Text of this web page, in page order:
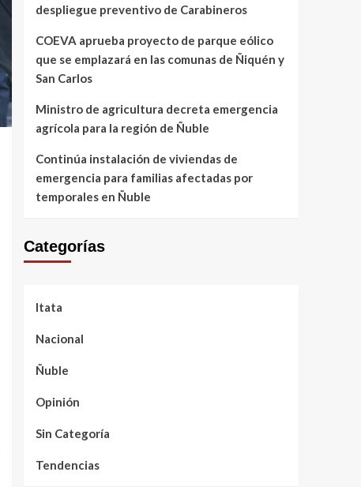
despliegue preventivo de Carabineros
COEVA aprueba proyecto de parque eólico
que se emplazará en las comunas de Ñiquén y
San Carlos
Ministro de agricultura decreta emergencia
agrícola para la región de Ñuble
Continúa instalación de viviendas de
emergencia para familias afectadas por
temporales en Ñuble
Categorías
Itata
Nacional
Ñuble
Opinión
Sin Categoría
Tendencias